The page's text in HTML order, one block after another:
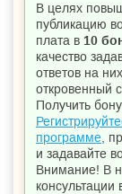
В целях
публикацию
плата в 10
качество
ответов на
откровенный
Получить
программе ,
и задавайте
Внимание! В